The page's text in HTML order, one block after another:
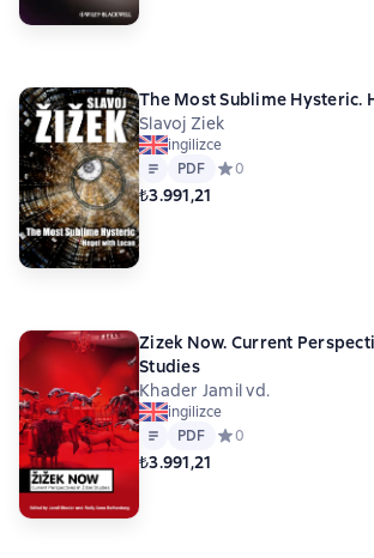
The Most Sublime Hysteric.
Slavoj Ziek
ingilizce
Metin
PDF
PDF Средний рейтинг 0 на
0
₺3.991,21
Zizek Now. Current
Studies
Khader Jamil vd.
ingilizce
Metin
PDF
PDF Средний рейтинг 0 на
0
₺3.991,21